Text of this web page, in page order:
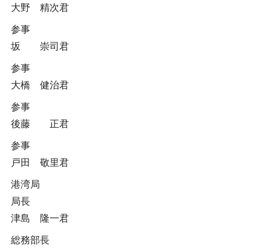
大野 精次君
参事
坂 崇司君
参事
大橋 健治君
参事
後藤 正君
参事
戸田 敬里君
港湾局
局長
津島 隆一君
総務部長